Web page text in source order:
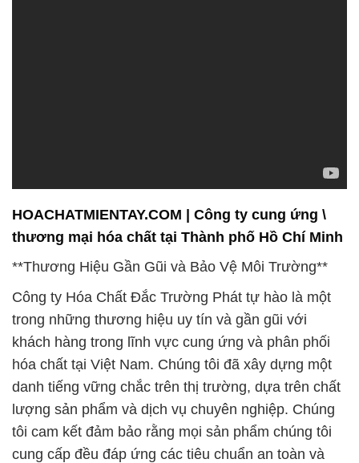
HOACHATMIENTAY.COM | Công ty cung ứng \
thương mại hóa chất tại Thành phố Hồ Chí Minh
**Thương Hiệu Gần Gũi và Bảo Vệ Môi Trường**
Công ty Hóa Chất Đắc Trường Phát tự hào là một
trong những thương hiệu uy tín và gần gũi với
khách hàng trong lĩnh vực cung ứng và phân phối
hóa chất tại Việt Nam. Chúng tôi đã xây dựng một
danh tiếng vững chắc trên thị trường, dựa trên chất
lượng sản phẩm và dịch vụ chuyên nghiệp. Chúng
tôi cam kết đảm bảo rằng mọi sản phẩm chúng tôi
cung cấp đều đáp ứng các tiêu chuẩn an toàn và